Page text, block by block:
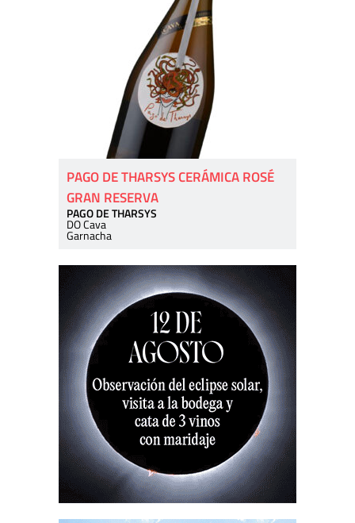
PAGO DE THARSYS CERÁMICA ROSÉ
GRAN RESERVA
PAGO DE THARSYS
DO Cava
Garnacha